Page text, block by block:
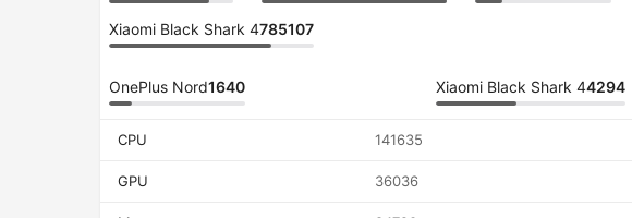
Xiaomi Black Shark 4785107
OnePlus Nord1640 Xiaomi Black Shark 44294
CPU 141635
GPU 36036